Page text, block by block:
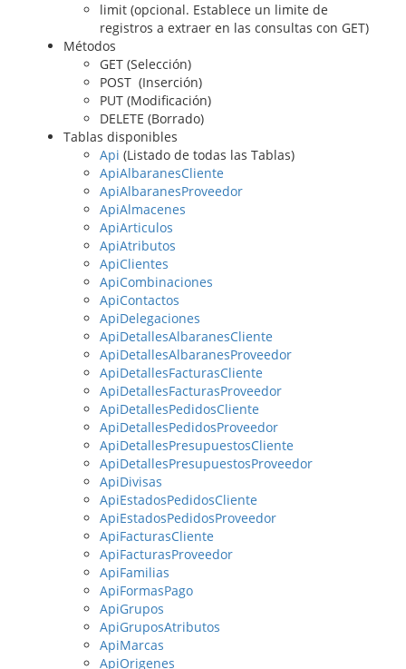
limit (opcional. Establece un limite de
registros a extraer en las consultas con GET)
Métodos
GET (Selección)
POST (Inserción)
PUT (Modificación)
DELETE (Borrado)
Tablas disponibles
Api (Listado de todas las Tablas)
ApiAlbaranesCliente
ApiAlbaranesProveedor
ApiAlmacenes
ApiArticulos
ApiAtributos
ApiClientes
ApiCombinaciones
ApiContactos
ApiDelegaciones
ApiDetallesAlbaranesCliente
ApiDetallesAlbaranesProveedor
ApiDetallesFacturasCliente
ApiDetallesFacturasProveedor
ApiDetallesPedidosCliente
ApiDetallesPedidosProveedor
ApiDetallesPresupuestosCliente
ApiDetallesPresupuestosProveedor
ApiDivisas
ApiEstadosPedidosCliente
ApiEstadosPedidosProveedor
ApiFacturasCliente
ApiFacturasProveedor
ApiFamilias
ApiFormasPago
ApiGrupos
ApiGruposAtributos
ApiMarcas
ApiOrigenes